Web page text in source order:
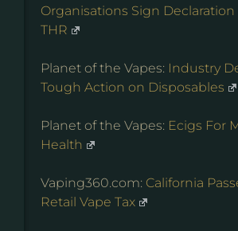
Organisations Sign Declaration
THR
Planet of the Vapes: Industry
Tough Action on Disposables
Planet of the Vapes: Ecigs For
Health
Vaping360.com: California
Retail Vape Tax